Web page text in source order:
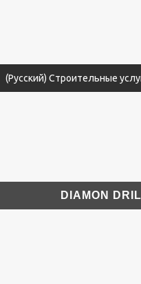
(Русский) Строительные
DIAMON